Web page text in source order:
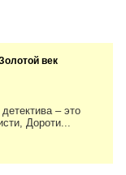
век
– это
Дороти...